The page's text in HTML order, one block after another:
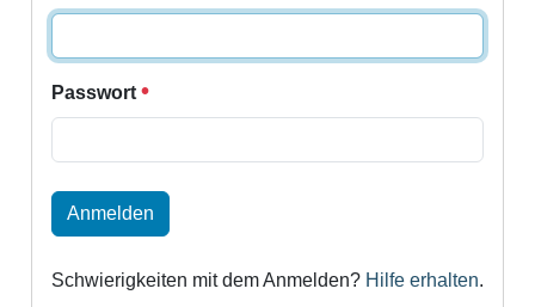
Passwort
Anmelden
Schwierigkeiten mit dem Anmelden? Hilfe erhalten.